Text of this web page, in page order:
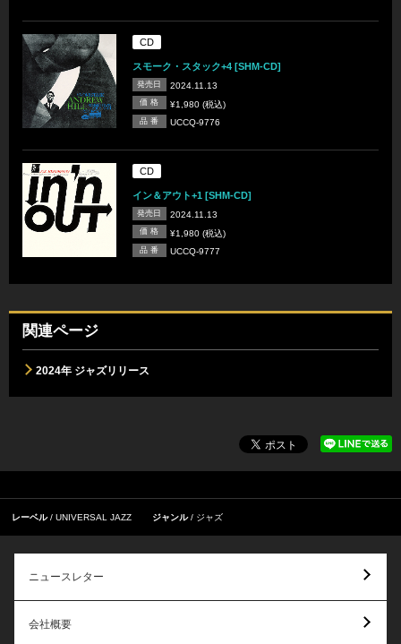
CD
スモーク・スタック+4 [SHM-CD]
発売日 2024.11.13
価 格 ¥1,980 (税込)
品 番 UCCQ-9776
CD
イン＆アウト+1 [SHM-CD]
発売日 2024.11.13
価 格 ¥1,980 (税込)
品 番 UCCQ-9777
関連ページ
2024年 ジャズリリース
レーベル UNIVERSAL JAZZ ジャンル ジャズ
ニュースレター
会社概要